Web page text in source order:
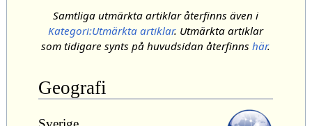
Samtliga utmärkta artiklar återfinns även i
Kategori:Utmärkta artiklar. Utmärkta artiklar
som tidigare synts på huvudsidan återfinnshär.
Geografi